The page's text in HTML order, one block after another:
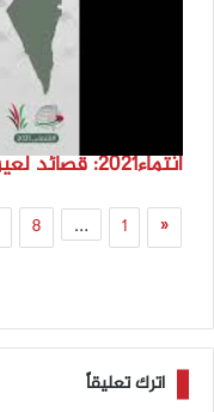
«
1
…
8
اترك تعليقاً